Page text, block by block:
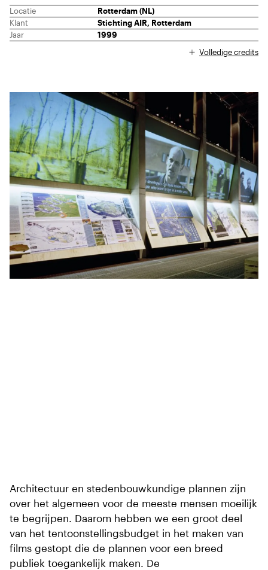
Locatie
Rotterdam (NL)
Klant
Stichting AIR, Rotterdam
Jaar
1999
Volledige credits
Architectuur en stedenbouwkundige plannen zijn
over het algemeen voor de meeste mensen moeilijk
te begrijpen. Daarom hebben we een groot deel
van het tentoonstellingsbudget in het maken van
films gestopt die de plannen voor een breed
publiek toegankelijk maken. De